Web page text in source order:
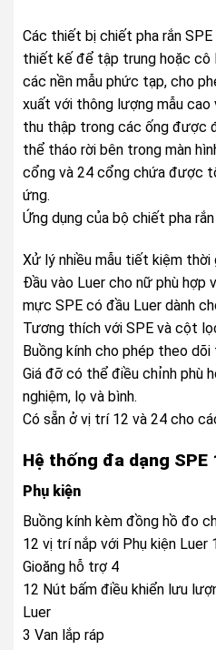
Các thiết bị chiết pha rắn
thiết kế để tập trung hoặc cô
các nền mẫu phức tạp, cho
xuất với thông lượng mẫu
thu thập trong các ống được
thể tháo rời bên trong màn
cổng và 24 cổng chứa được
ứng.
Ứng dụng của bộ chiết pha
Xử lý nhiều mẫu tiết kiệm thời
Đầu vào Luer cho nữ phù hợp
mực SPE có đầu Luer dành
Tương thích với SPE và cột
Buồng kính cho phép theo
Giá đỡ có thể điều chỉnh phù
nghiệm, lọ và bình.
Có sẵn ở vị trí 12 và 24 cho
Hệ thống đa dạng SPE
Phụ kiện
Buồng kính kèm đồng hồ đo
12 vị trí nắp với Phụ kiện Luer
Gioăng hỗ trợ 4
12 Nút bấm điều khiển lưu
Luer
3 Van lắp ráp